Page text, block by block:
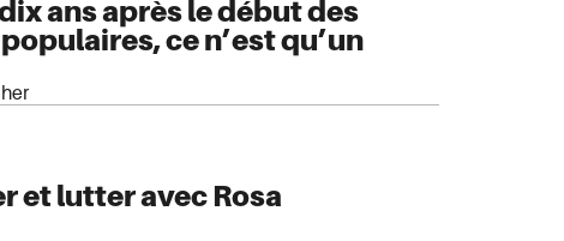
ans après le début des
ce n’est qu’un
et lutter avec Rosa